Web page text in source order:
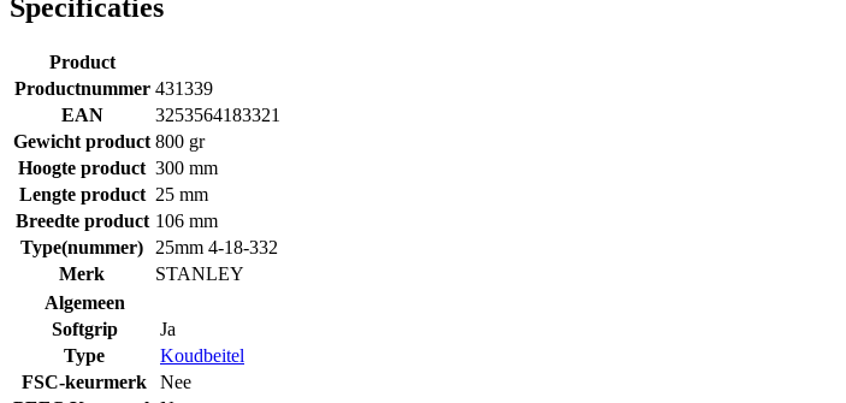
Specificaties
Product
Productnummer 431339
EAN
3253564183321
Gewicht product 800 gr
Hoogte product 300 mm
Lengte product 25 mm
Breedte product 106 mm
Type(nummer)
25mm 4-18-332
Merk
STANLEY
Algemeen
Softgrip
Ja
Type
Koudbeitel
FSC-keurmerk
Nee